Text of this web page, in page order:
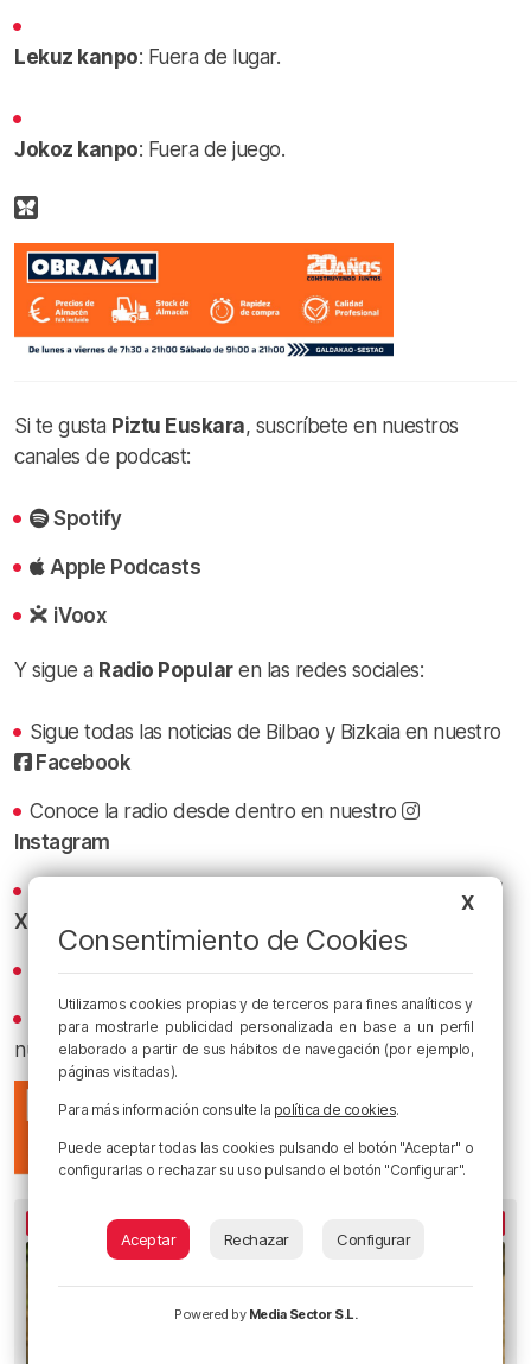
Lekuz kanpo: Fuera de lugar.
Jokoz kanpo: Fuera de juego.
Si te gusta Piztu Euskara, suscríbete en nuestros
canales de podcast:
Spotify
Apple Podcasts
iVoox
Y sigue a Radio Popularen las redes sociales:
Sigue todas las noticias de Bilbao y Bizkaia en nuestro
Facebook
Conoce la radio desde dentro en nuestro
Instagram
Los titulares y los bacalaos del Athletic al minuto en
X
Revive los mejores bacalaos enYouTube
Recibe las actualizaciones de nuestra programación y
nuestras noticias en nuestro
canal de Telegram
LO MÁS ESCUCHADO
X
Consentimiento de Cookies
Utilizamos cookies propias y de terceros para fines analíticos y
para mostrarle publicidad personalizada en base a un perfil
elaborado a partir de sus hábitos de navegación (por ejemplo,
páginas visitadas).
Para más información consulte la política de cookies.
Puede aceptar todas las cookies pulsando el botón "Aceptar" o
configurarlas o rechazar su uso pulsando el botón "Configurar".
Aceptar Rechazar Configurar
Powered by Media Sector S.L.